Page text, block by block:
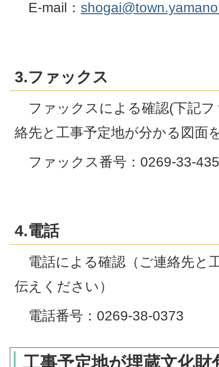
E-mail：
3.ファックス
ファックスによる確認(下記フ
絡先と工事予定地が分かる図面
ファックス番号：0269-33-
4.電話
電話による確認（ご連絡先と
伝えください）
電話番号：0269-38-0373
工事予定地が埋蔵文化